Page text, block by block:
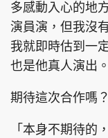
多感動入心的地
演員演，但我沒
我就即時估到一
也是他真人演出
期待這次合作嗎
「本身不期待的